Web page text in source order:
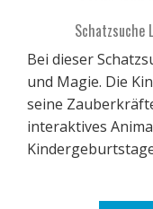
Schatzsuche
Bei dieser
und Magie. Die
seine
interaktives